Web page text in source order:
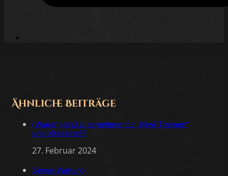
Ähnliche Beiträge
(Warum) sind Unternehmen für „Nerd-Themen“
unprofessionell?
27. Februar 2024
Server-Wartung